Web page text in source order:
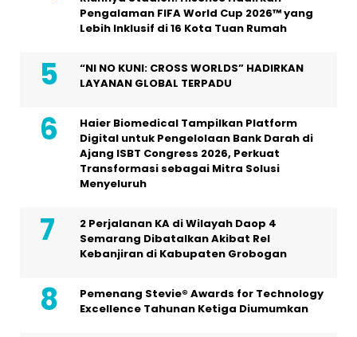
Pengalaman FIFA World Cup 2026™ yang
Lebih Inklusif di 16 Kota Tuan Rumah
“NI NO KUNI: CROSS WORLDS” HADIRKAN
LAYANAN GLOBAL TERPADU
Haier Biomedical Tampilkan Platform
Digital untuk Pengelolaan Bank Darah di
Ajang ISBT Congress 2026, Perkuat
Transformasi sebagai Mitra Solusi
Menyeluruh
2 Perjalanan KA di Wilayah Daop 4
Semarang Dibatalkan Akibat Rel
Kebanjiran di Kabupaten Grobogan
Pemenang Stevie® Awards for Technology
Excellence Tahunan Ketiga Diumumkan